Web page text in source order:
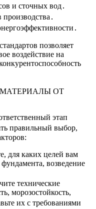
и сточных вод․
позволяет
воздействие на
ОТ
этап
правильный выбор,
для каких целей вам
возведение
технические
морозостойкость,
их с требованиями